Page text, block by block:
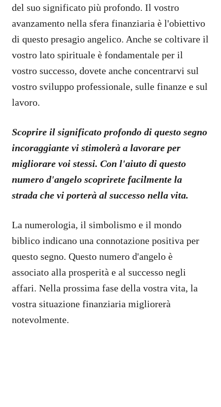
del suo significato più profondo. Il vostro
avanzamento nella sfera finanziaria è l'obiettivo
di questo presagio angelico. Anche se coltivare il
vostro lato spirituale è fondamentale per il
vostro successo, dovete anche concentrarvi sul
vostro sviluppo professionale, sulle finanze e sul
lavoro.
Scoprire il significato profondo di questo segno
incoraggiante vi stimolerà a lavorare per
migliorare voi stessi. Con l'aiuto di questo
numero d'angelo scoprirete facilmente la
strada che vi porterà al successo nella vita.
La numerologia, il simbolismo e il mondo
biblico indicano una connotazione positiva per
questo segno. Questo numero d'angelo è
associato alla prosperità e al successo negli
affari. Nella prossima fase della vostra vita, la
vostra situazione finanziaria migliorerà
notevolmente.